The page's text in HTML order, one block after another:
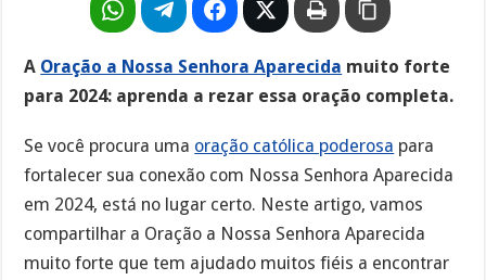
A Oração a Nossa Senhora Aparecida muito forte
para 2024: aprenda a rezar essa oração completa.
Se você procura uma oração católica poderosa para
fortalecer sua conexão com Nossa Senhora Aparecida
em 2024, está no lugar certo. Neste artigo, vamos
compartilhar a Oração a Nossa Senhora Aparecida
muito forte que tem ajudado muitos fiéis a encontrar